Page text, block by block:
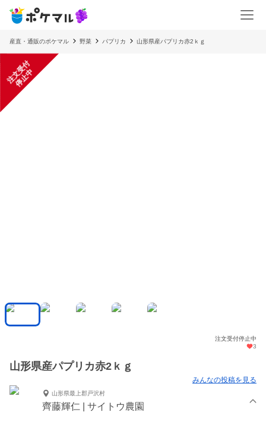
産直・通販のポケマル 野菜 パプリカ 山形県産パプリカ赤2ｋｇ
注
文
受
付
停
止
中
注文受付停止中
3
山形県産パプリカ赤2ｋｇ
みんなの投稿を見る
山形県最上郡戸沢村
齊藤輝仁 | サイトウ農園